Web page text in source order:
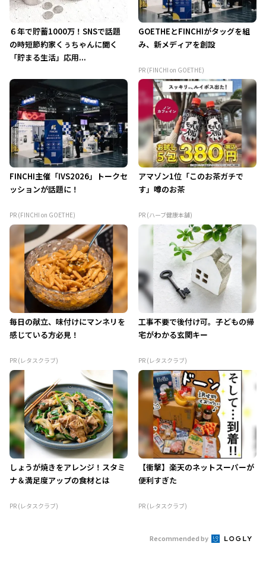
６年で貯蓄1000万！SNSで話題
の時短節約家くぅちゃんに聞く
「貯まる生活」応用...
GOETHEとFINCHIがタッグを組
み、新メディアを創設
PR (FINCHI on GOETHE)
FINCHI主催「IVS2026」トークセ
ッションが話題に！
PR (FINCHI on GOETHE)
アマゾン1位「このお茶ガチで
す」噂のお茶
PR (ハーブ健康本舗)
毎日の献立、味付けにマンネリを
感じている方必見！
PR (レタスクラブ)
工事不要で後付け可。子どもの帰
宅がわかる玄関キー
PR (レタスクラブ)
しょうが焼きをアレンジ！スタミ
ナ＆満足度アップの食材とは
PR (レタスクラブ)
【衝撃】楽天のネットスーパーが
便利すぎた
PR (レタスクラブ)
Recommended by